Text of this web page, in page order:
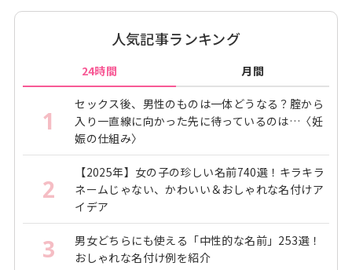
人気記事ランキング
24時間 月間
1
セックス後、男性のものは一体どうなる？腟から
入り一直線に向かった先に待っているのは…〈妊
娠の仕組み〉
2
【2025年】女の子の珍しい名前740選！キラキラ
ネームじゃない、かわいい＆おしゃれな名付けア
イデア
3
男女どちらにも使える「中性的な名前」253選！
おしゃれな名付け例を紹介